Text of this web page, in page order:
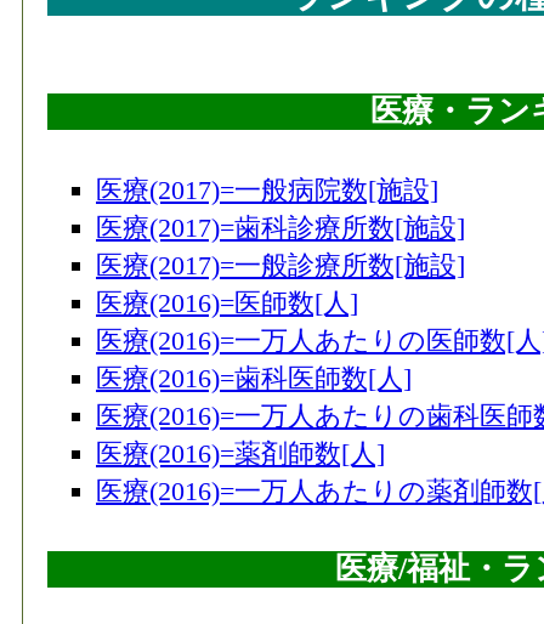
医療・ラン
医療(2017)=一般病院数[施設]
医療(2017)=歯科診療所数[施設]
医療(2017)=一般診療所数[施設]
医療(2016)=医師数[人]
医療(2016)=一万人あたりの医師数[
医療(2016)=歯科医師数[人]
医療(2016)=一万人あたりの歯科医師
医療(2016)=薬剤師数[人]
医療(2016)=一万人あたりの薬剤師数
医療/福祉・